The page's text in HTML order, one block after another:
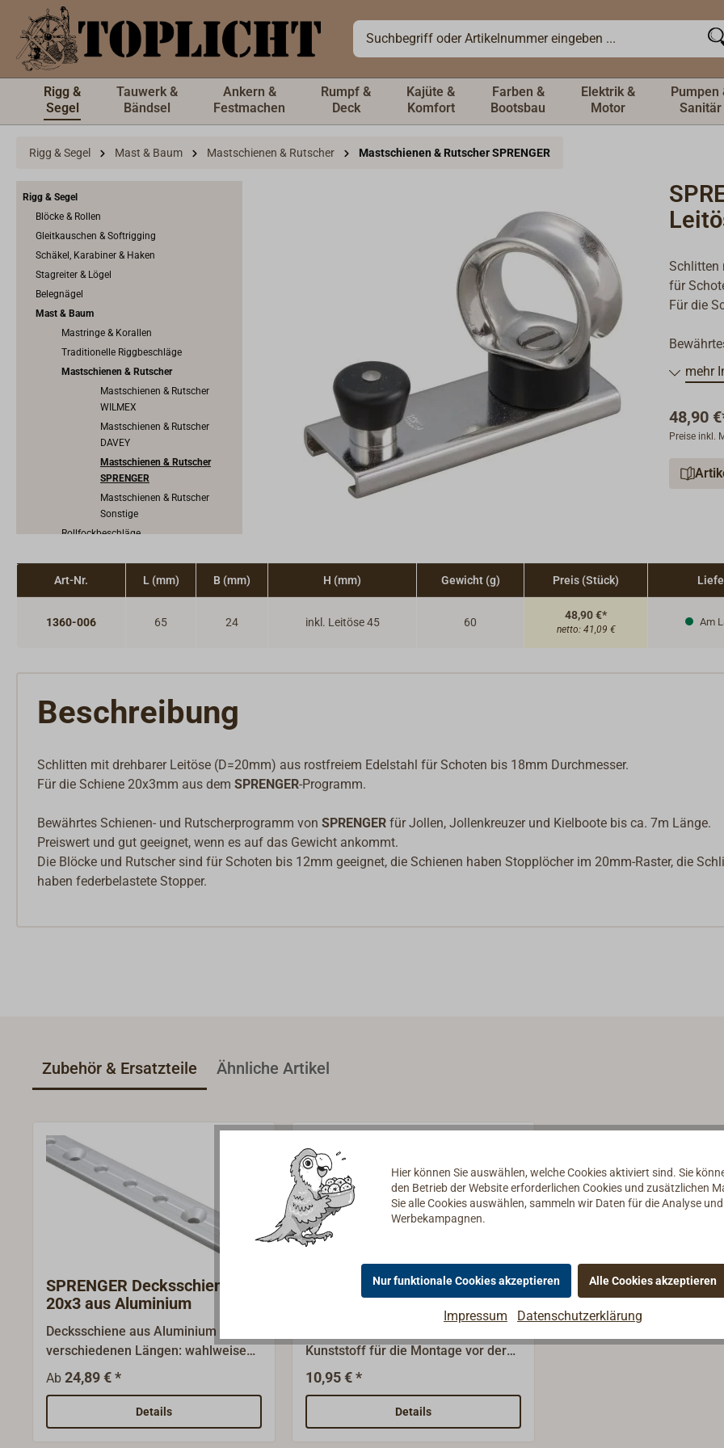
springen
Rigg &
Segel
Tauwerk &
Bändsel
Ankern &
Festmachen
Rumpf &
Deck
Kajüte &
Komfort
Farben &
Bootsbau
Elektrik &
Motor
Pumpen
Sanitär
Rigg & Segel Mast & Baum Mastschienen & Rutscher Mastschienen & Rutscher SPRENGER
Rigg & Segel
Blöcke & Rollen
Gleitkauschen & Softrigging
Schäkel, Karabiner & Haken
Stagreiter & Lögel
Belegnägel
Mast & Baum
Mastringe & Korallen
Traditionelle Riggbeschläge
Mastschienen & Rutscher
Mastschienen & Rutscher
WILMEX
Mastschienen & Rutscher
DAVEY
Mastschienen & Rutscher
SPRENGER
Mastschienen & Rutscher
Sonstige
Rollfockbeschläge
Segeltuch, Planen & Zubehör
SKYLOTEC Mastzugang & Absturzsicherung
Schlitten
für
Für die
Jollen,
mehr
48,90
Preise inkl.
Art-Nr. L (mm) B (mm) H (mm) Gewicht (g) Preis (Stück)
1360-006 65 24 inkl. Leitöse 45 60
48,90 €*
netto: 41,09 €
Am
Beschreibung
Schlitten mit drehbarer Leitöse (D=20mm) aus rostfreiem Edelstahl für Schoten bis 18mm Durchmesser.
Für die Schiene 20x3mm aus dem SPRENGER-Programm.
Bewährtes Schienen- und Rutscherprogramm von SPRENGER für Jollen, Jollenkreuzer und Kielboote bis ca. 7m Länge.
Preiswert und gut geeignet, wenn es auf das Gewicht ankommt.
Die Blöcke und Rutscher sind für Schoten bis 12mm geeignet, die Schienen haben Stopplöcher im 20mm-Raster, die
haben federbelastete Stopper.
Zubehör & Ersatzteile Ähnliche Artikel
SPRENGER Decksschiene
20x3 aus Aluminium
Decksschiene aus Aluminium in drei
verschiedenen Längen: wahlweise
L=300mm, 500mm und 1000mm.T-
Schiene 20x3mm aus dem
SPRENGER-Programm.Bewährtes
Schienen- und Rutscherprogramm
Ab 24,89 € *
Details
SPRENGER Endstopper für
Decksschiene
Kunststoff für die Montage vor der
Schiene.Für die T-Schiene (20x3
mm) aus dem SPRENGER-
Programm.Lieferung
paarweise.Bewährtes Schienen- und
10,95 € *
Details
Hier können Sie auswählen, welche Cookies aktiviert sind. Sie
den Betrieb der Website erforderlichen Cookies und zusätzlichen
Sie alle Cookies auswählen, sammeln wir Daten für die Analyse
Werbekampagnen.
Nur funktionale Cookies akzeptieren Alle Cookies akzeptieren
Impressum Datenschutzerklärung